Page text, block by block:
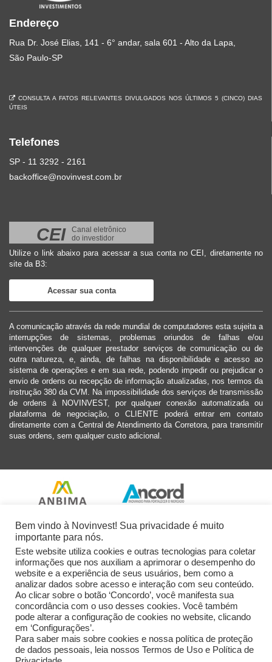
Endereço
Rua Dr. José Elias, 141 - 6° andar, sala 601 - Alto da Lapa,
São Paulo-SP
CONSULTA A FATOS RELEVANTES DIVULGADOS NOS ÚLTIMOS 5 (CINCO) DIAS
ÚTEIS
Telefones
SP - 11 3292 - 2161
backoffice@novinvest.com.br
CEI
Canal eletrônico
do investidor
Utilize o link abaixo para acessar a sua conta no CEI, diretamente no
site da B3:
Acessar sua conta
A comunicação através da rede mundial de computadores esta sujeita a
interrupções de sistemas, problemas oriundos de falhas e/ou
intervenções de qualquer prestador serviços de comunicação ou de
outra natureza, e, ainda, de falhas na disponibilidade e acesso ao
sistema de operações e em sua rede, podendo impedir ou prejudicar o
envio de ordens ou recepção de informação atualizadas, nos termos da
instrução 380 da CVM. Na impossibilidade dos serviços de transmissão
de ordens à NOVINVEST, por qualquer conexão automatizada ou
plataforma de negociação, o CLIENTE poderá entrar em contato
diretamente com a Central de Atendimento da Corretora, para transmitir
suas ordens, sem qualquer custo adicional.
Bem vindo à Novinvest! Sua privacidade é muito
importante para nós.
Este website utiliza cookies e outras tecnologias para coletar
informações que nos auxiliam a aprimorar o desempenho do
website e a experiência de seus usuários, bem como a
analizar dados sobre acesso e interação com seu conteúdo.
Ao clicar sobre o botão ‘Concordo’, você manifesta sua
concordância com o uso desses cookies. Você também
pode alterar a configuração de cookies no website, clicando
em ‘Configurações’.
Para saber mais sobre cookies e nossa política de proteção
de dados pessoais, leia nossos Termos de Uso e Política de